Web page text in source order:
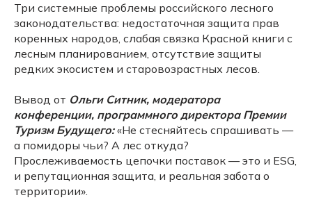
Три системные проблемы российского лесного
законодательства: недостаточная защита прав
коренных народов, слабая связка Красной книги с
лесным планированием, отсутствие защиты
редких экосистем и старовозрастных лесов.
Вывод от Ольги Ситник, модератора
конференции, программного директора Премии
Туризм Будущего:«Не стесняйтесь спрашивать —
а помидоры чьи? А лес откуда?
Прослеживаемость цепочки поставок — это и ESG,
и репутационная защита, и реальная забота о
территории».